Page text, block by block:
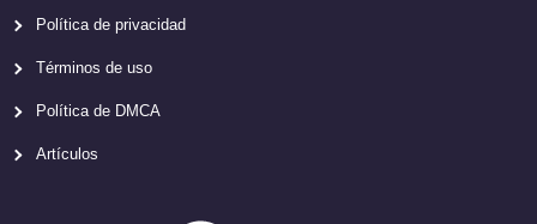
Política de privacidad
Términos de uso
Política de DMCA
Artículos